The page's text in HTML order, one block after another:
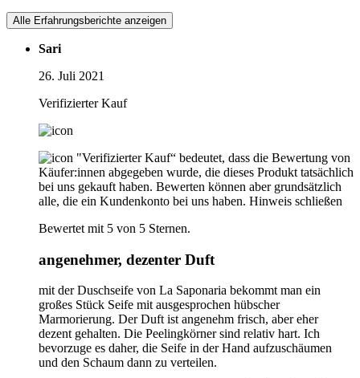
Alle Erfahrungsberichte anzeigen
Sari
26. Juli 2021
Verifizierter Kauf
"Verifizierter Kauf“ bedeutet, dass die Bewertung von
Käufer:innen abgegeben wurde, die dieses Produkt tatsächlich
bei uns gekauft haben. Bewerten können aber grundsätzlich
alle, die ein Kundenkonto bei uns haben. Hinweis schließen
Bewertet mit 5 von 5 Sternen.
angenehmer, dezenter Duft
mit der Duschseife von La Saponaria bekommt man ein
großes Stück Seife mit ausgesprochen hübscher
Marmorierung. Der Duft ist angenehm frisch, aber eher
dezent gehalten. Die Peelingkörner sind relativ hart. Ich
bevorzuge es daher, die Seife in der Hand aufzuschäumen
und den Schaum dann zu verteilen.